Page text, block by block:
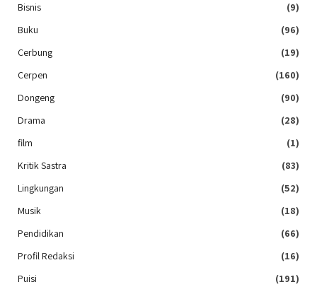
Bisnis
(9)
Buku
(96)
Cerbung
(19)
Cerpen
(160)
Dongeng
(90)
Drama
(28)
film
(1)
Kritik Sastra
(83)
Lingkungan
(52)
Musik
(18)
Pendidikan
(66)
Profil Redaksi
(16)
Puisi
(191)